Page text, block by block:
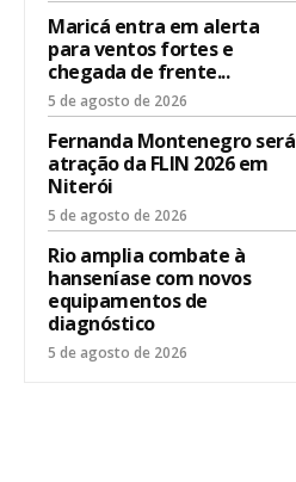
Maricá entra em alerta
para ventos fortes e
chegada de frente...
5 de agosto de 2026
Fernanda Montenegro será
atração da FLIN 2026 em
Niterói
5 de agosto de 2026
Rio amplia combate à
hanseníase com novos
equipamentos de
diagnóstico
5 de agosto de 2026